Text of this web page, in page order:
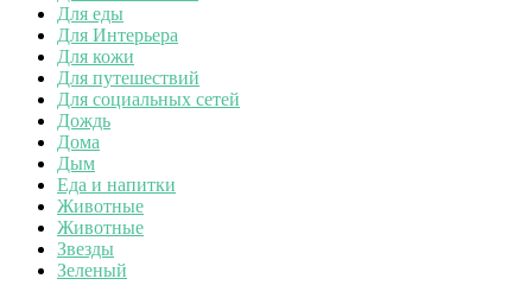
Для еды
Для Интерьера
Для кожи
Для путешествий
Для социальных сетей
Дождь
Дома
Дым
Еда и напитки
Животные
Животные
Звезды
Зеленый